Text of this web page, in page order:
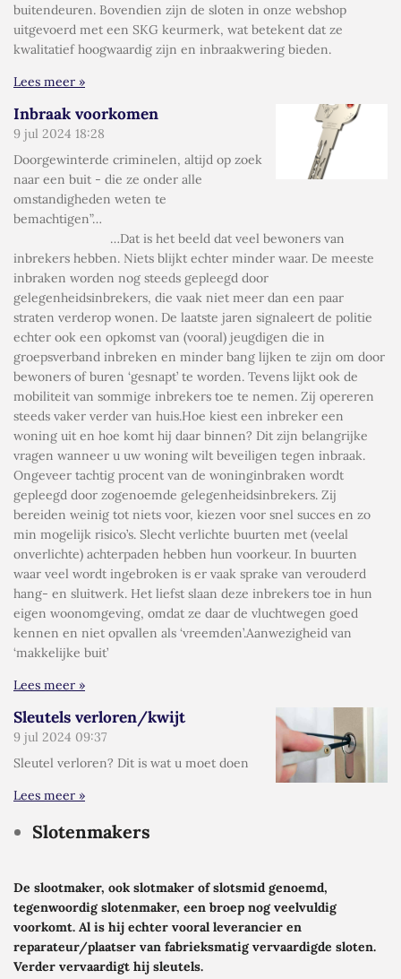
buitendeuren. Bovendien zijn de sloten in onze webshop
uitgevoerd met een SKG keurmerk, wat betekent dat ze
kwalitatief hoogwaardig zijn en inbraakwering bieden.
Lees meer »
Inbraak voorkomen
9 jul 2024 18:28
Doorgewinterde criminelen, altijd op zoek
naar een buit - die ze onder alle
omstandigheden weten te
bemachtigen”…
…Dat is het beeld dat veel bewoners van
inbrekers hebben. Niets blijkt echter minder waar. De meeste
inbraken worden nog steeds gepleegd door
gelegenheidsinbrekers, die vaak niet meer dan een paar
straten verderop wonen. De laatste jaren signaleert de politie
echter ook een opkomst van (vooral) jeugdigen die in
groepsverband inbreken en minder bang lijken te zijn om door
bewoners of buren ‘gesnapt’ te worden. Tevens lijkt ook de
mobiliteit van sommige inbrekers toe te nemen. Zij opereren
steeds vaker verder van huis.Hoe kiest een inbreker een
woning uit en hoe komt hij daar binnen? Dit zijn belangrijke
vragen wanneer u uw woning wilt beveiligen tegen inbraak.
Ongeveer tachtig procent van de woninginbraken wordt
gepleegd door zogenoemde gelegenheidsinbrekers. Zij
bereiden weinig tot niets voor, kiezen voor snel succes en zo
min mogelijk risico’s. Slecht verlichte buurten met (veelal
onverlichte) achterpaden hebben hun voorkeur. In buurten
waar veel wordt ingebroken is er vaak sprake van verouderd
hang- en sluitwerk. Het liefst slaan deze inbrekers toe in hun
eigen woonomgeving, omdat ze daar de vluchtwegen goed
kennen en niet opvallen als ‘vreemden’.Aanwezigheid van
‘makkelijke buit’
Lees meer »
Sleutels verloren/kwijt
9 jul 2024 09:37
Sleutel verloren? Dit is wat u moet doen
Lees meer »
Slotenmakers
De slootmaker, ook slotmaker of slotsmid genoemd,
tegenwoordig slotenmaker, een broep nog veelvuldig
voorkomt. Al is hij echter vooral leverancier en
reparateur/plaatser van fabrieksmatig vervaardigde sloten.
Verder vervaardigt hij sleutels.